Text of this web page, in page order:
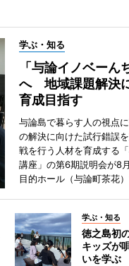
学ぶ・知る
「与論イノベーん
へ 地域課題解決
育成目指す
与論島で暮らす人の視点
の解決に向けた試行錯誤
戦を行う人材を育成する
講座」の第6期説明会が8
目的ホール（与論町茶花）
学ぶ・知る
徳之島初
キッズが
いを学ぶ